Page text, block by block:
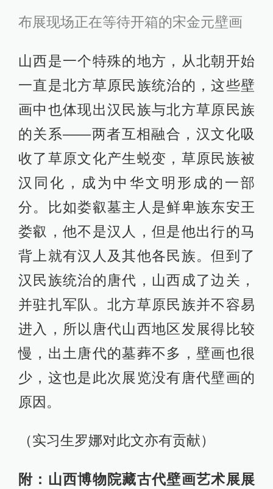
布展现场正在等待开箱的宋金元壁画
山西是一个特殊的地方，从北朝开始
一直是北方草原民族统治的，这些壁
画中也体现出汉民族与北方草原民族
的关系——两者互相融合，汉文化吸
收了草原文化产生蜕变，草原民族被
汉同化，成为中华文明形成的一部
分。比如娄叡墓主人是鲜卑族东安王
娄叡，他不是汉人，但是他出行的马
背上就有汉人及其他各民族。但到了
汉民族统治的唐代，山西成了边关，
并驻扎军队。北方草原民族并不容易
进入，所以唐代山西地区发展得比较
慢，出土唐代的墓葬不多，壁画也很
少，这也是此次展览没有唐代壁画的
原因。
（实习生罗娜对此文亦有贡献）
附：山西博物院藏古代壁画艺术展展